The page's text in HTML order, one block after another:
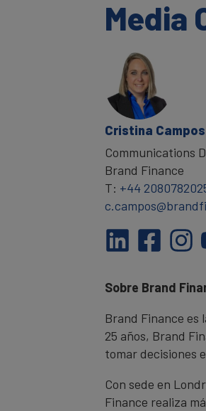
Media
Cristina Campos
Communications
Brand Finance
T: +44
Sobre Brand
Brand Finance es
25 años, Brand
tomar decisiones
Con sede en
Finance realiza